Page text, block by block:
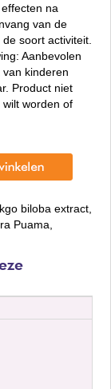
na
van de
soort activiteit.
Aanbevolen
kinderen
Product niet
worden of
biloba extract,
Puama,